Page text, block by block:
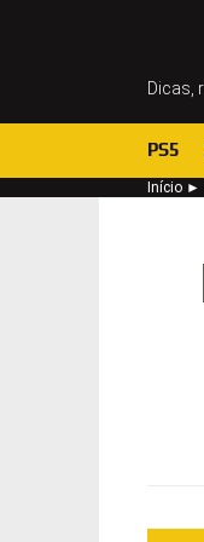
Dicas,
PS5
Início ►